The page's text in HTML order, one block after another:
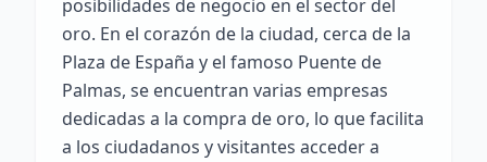
posibilidades de negocio en el sector del
oro. En el corazón de la ciudad, cerca de la
Plaza de España y el famoso Puente de
Palmas, se encuentran varias empresas
dedicadas a la compra de oro, lo que facilita
a los ciudadanos y visitantes acceder a